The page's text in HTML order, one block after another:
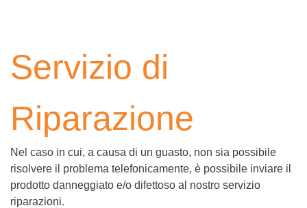
Servizio di
Riparazione
Nel caso in cui, a causa di un guasto, non sia possibile
risolvere il problema telefonicamente, è possibile inviare il
prodotto danneggiato e/o difettoso al nostro servizio
riparazioni.